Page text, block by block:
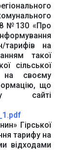
№130 «Про
тарифів на
такої
сільської
на своєму
що
сайті
Гірської
тарифу на
відходами
України